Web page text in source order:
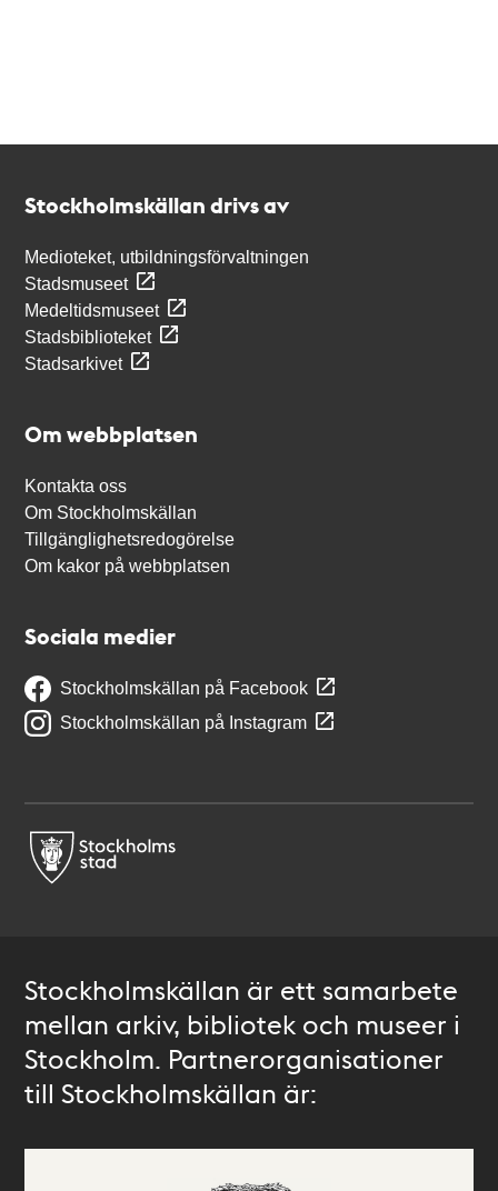
Stockholmskällan drivs av
Medioteket, utbildningsförvaltningen
Stadsmuseet
Medeltidsmuseet
Stadsbiblioteket
Stadsarkivet
Om webbplatsen
Kontakta oss
Om Stockholmskällan
Tillgänglighetsredogörelse
Om kakor på webbplatsen
Sociala medier
Stockholmskällan på Facebook
Stockholmskällan på Instagram
Stockholmskällan är ett samarbete
mellan arkiv, bibliotek och museer i
Stockholm. Partnerorganisationer
till Stockholmskällan är: